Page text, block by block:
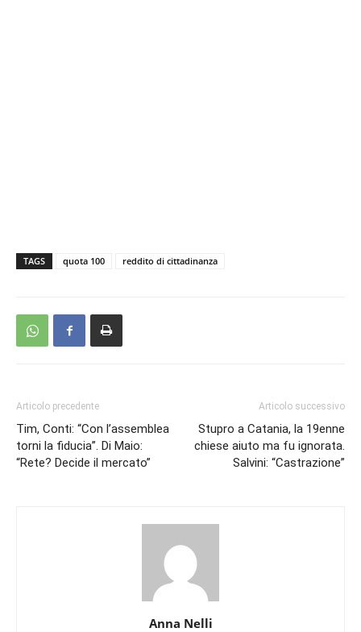
TAGS quota 100 reddito di cittadinanza
Articolo precedente
Tim, Conti: “Con l’assemblea
torni la fiducia”. Di Maio:
“Rete? Decide il mercato”
Articolo successivo
Stupro a Catania, la 19enne
chiese aiuto ma fu ignorata.
Salvini: “Castrazione”
Anna Nelli